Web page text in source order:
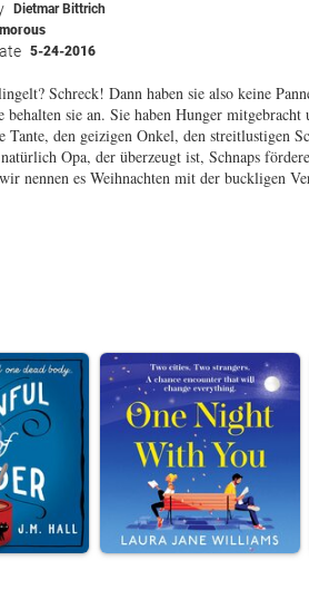
Dietmar Bittrich
5-24-2016
Schreck! Dann haben sie also keine
behalten sie an. Sie haben Hunger
Tante, den geizigen Onkel, den streitlustigen
Opa, der überzeugt ist, Schnaps
nennen es Weihnachten mit der buckligen